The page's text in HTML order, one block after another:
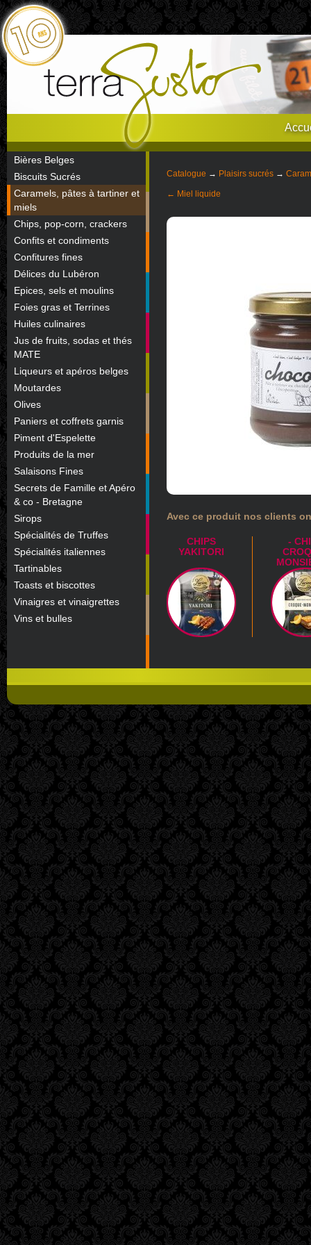
Bières Belges
Biscuits Sucrés
Caramels, pâtes à tartiner et
miels
Chips, pop-corn, crackers
Confits et condiments
Confitures fines
Délices du Lubéron
Epices, sels et moulins
Foies gras et Terrines
Huiles culinaires
Jus de fruits, sodas et thés
MATE
Liqueurs et apéros belges
Moutardes
Olives
Paniers et coffrets garnis
Piment d'Espelette
Produits de la mer
Salaisons Fines
Secrets de Famille et Apéro
& co - Bretagne
Sirops
Spécialités de Truffes
Spécialités italiennes
Tartinables
Toasts et biscottes
Vinaigres et vinaigrettes
Vins et bulles
Catalogue → Plaisirs sucrés →
← Miel liquide
Avec ce produit nos clients
CHIPS
YAKITORI
-